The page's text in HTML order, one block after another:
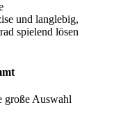
und langlebig,
spielend lösen
große Auswahl